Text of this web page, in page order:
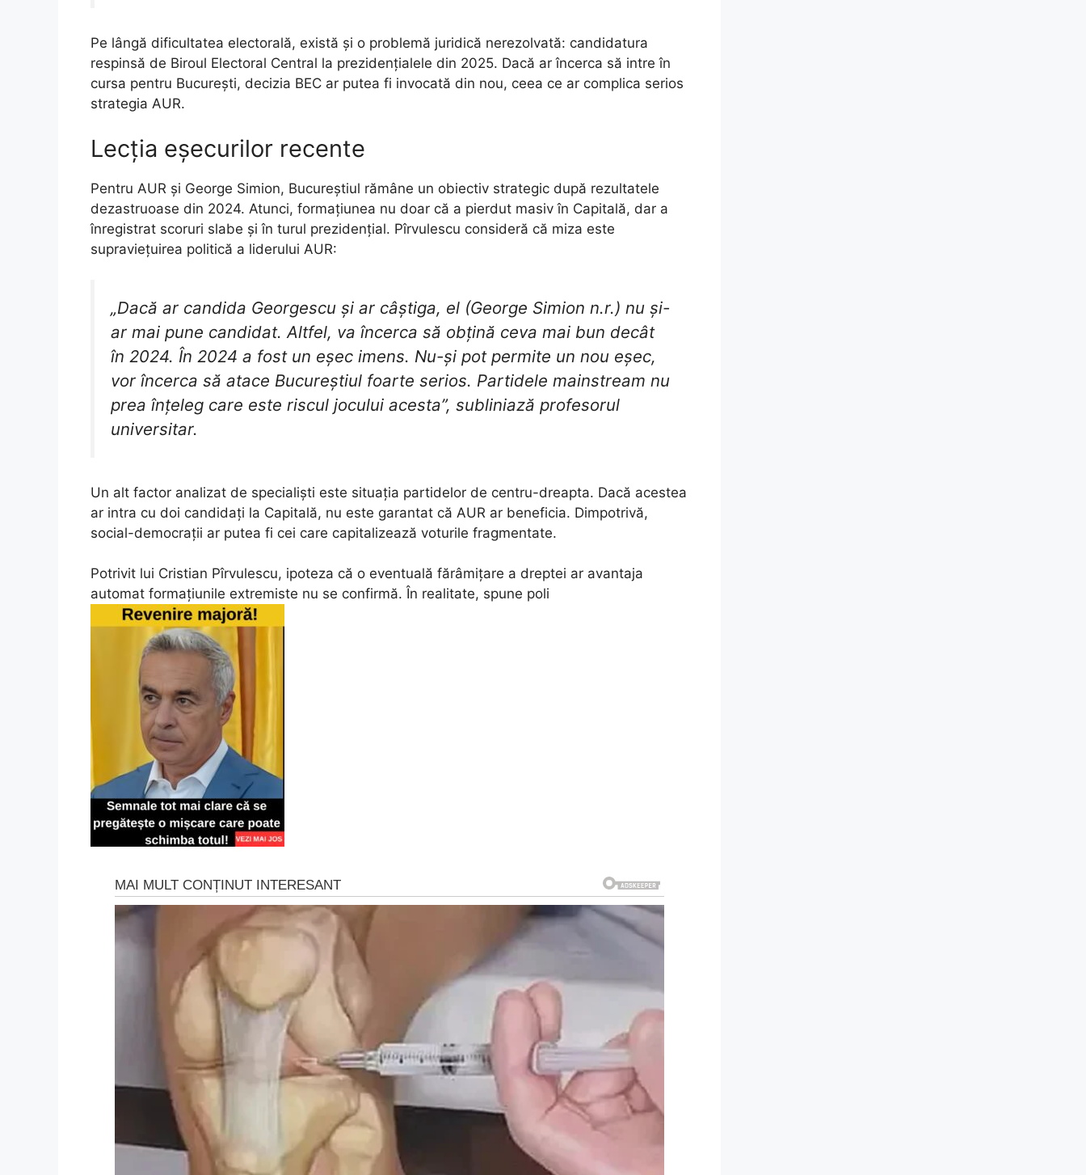
Pe lângă dificultatea electorală, există și o problemă juridică nerezolvată: candidatura
respinsă de Biroul Electoral Central la prezidențialele din 2025. Dacă ar încerca să intre în
cursa pentru București, decizia BEC ar putea fi invocată din nou, ceea ce ar complica serios
strategia AUR.
Lecția eșecurilor recente
Pentru AUR și George Simion, Bucureștiul rămâne un obiectiv strategic după rezultatele
dezastruoase din 2024. Atunci, formațiunea nu doar că a pierdut masiv în Capitală, dar a
înregistrat scoruri slabe și în turul prezidențial. Pîrvulescu consideră că miza este
supraviețuirea politică a liderului AUR:
„Dacă ar candida Georgescu și ar câștiga, el (George Simion n.r.) nu și-
ar mai pune candidat. Altfel, va încerca să obțină ceva mai bun decât
în 2024. În 2024 a fost un eșec imens. Nu-și pot permite un nou eșec,
vor încerca să atace Bucureștiul foarte serios. Partidele mainstream nu
prea înțeleg care este riscul jocului acesta”, subliniază profesorul
universitar.
Un alt factor analizat de specialiști este situația partidelor de centru-dreapta. Dacă acestea
ar intra cu doi candidați la Capitală, nu este garantat că AUR ar beneficia. Dimpotrivă,
social-democrații ar putea fi cei care capitalizează voturile fragmentate.
Potrivit lui Cristian Pîrvulescu, ipoteza că o eventuală fărâmițare a dreptei ar avantaja
automat formațiunile extremiste nu se confirmă. În realitate, spune poli